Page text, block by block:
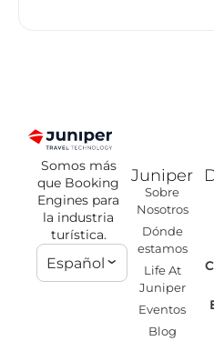
Somos más
que Booking
Engines para
la industria
turística.
Español
Juniper
Sobre
Nosotros
Dónde
estamos
Life At
Juniper
Eventos
Blog